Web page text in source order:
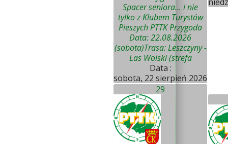
Spacer seniora... i nie
tylko z Klubem Turystów
Pieszych PTTK Przygoda
Data: 22.08.2026
(sobota)Trasa: Leszczyny -
Las Wolski (strefa
Data :
sobota, 22 sierpień 2026
29